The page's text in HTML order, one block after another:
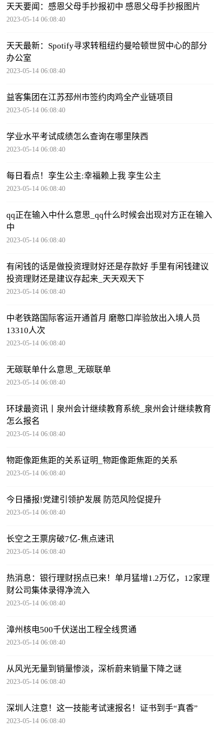
天天要闻：感恩父母手抄报初中 感恩父母手抄报图片
2023-05-14 06:08:40
天天最新：Spotify寻求转租纽约曼哈顿世贸中心的部分
办公室
2023-05-14 06:08:40
益客集团在江苏邳州市签约肉鸡全产业链项目
2023-05-14 06:08:40
学业水平考试成绩怎么查询在哪里陕西
2023-05-14 06:08:40
每日看点！孪生公主:幸福赖上我 孪生公主
2023-05-14 06:08:40
qq正在输入中什么意思_qq什么时候会出现对方正在输入
中
2023-05-14 06:08:40
有闲钱的话是做投资理财好还是存款好 手里有闲钱建议
投资理财还是建议存起来_天天观天下
2023-05-14 06:08:40
中老铁路国际客运开通首月 磨憨口岸验放出入境人员
13310人次
2023-05-14 06:08:40
无碳联单什么意思_无碳联单
2023-05-14 06:08:40
环球最资讯丨泉州会计继续教育系统_泉州会计继续教育
怎么报名
2023-05-14 06:08:40
物距像距焦距的关系证明_物距像距焦距的关系
2023-05-14 06:08:40
今日播报!党建引领护发展 防范风险促提升
2023-05-14 06:08:40
长空之王票房破7亿-焦点速讯
2023-05-14 06:08:40
热消息：银行理财拐点已来！单月猛增1.2万亿，12家理
财公司集体录得净流入
2023-05-14 06:08:40
漳州核电500千伏送出工程全线贯通
2023-05-14 06:08:40
从风光无量到销量惨淡，深析蔚来销量下降之谜
2023-05-14 06:08:40
深圳人注意！这一技能考试速报名！证书到手“真香”
2023-05-14 06:08:40